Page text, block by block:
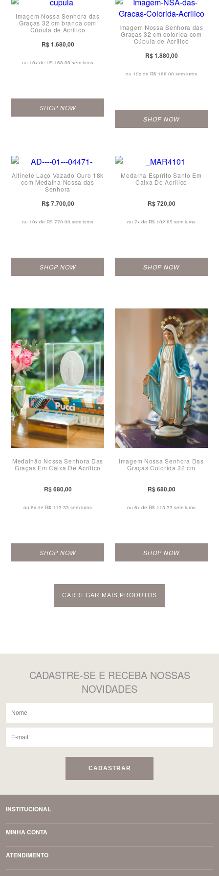
Imagem Nossa Senhora das
Graças 32 cm branca com
Cúpula de Acrílico
R$ 1.680,00
ou 10x de R$ 168,00 sem juros
SHOP NOW
Imagem Nossa Senhora das
Graças 32 cm colorida com
Cúpula de Acrílico
R$ 1.880,00
ou 10x de R$ 188,00 sem juros
SHOP NOW
Alfinete Laço Vazado Ouro 18k
com Medalha Nossa das
Senhora
R$ 7.700,00
ou 10x de R$ 770,00 sem juros
SHOP NOW
Medalha Espírito Santo Em
Caixa De Acrílico
R$ 720,00
ou 7x de R$ 102,85 sem juros
SHOP NOW
Medalhão Nossa Senhora Das
Graças Em Caixa De Acrílico
R$ 680,00
ou 6x de R$ 113,33 sem juros
SHOP NOW
Imagem Nossa Senhora Das
Graças Colorida 32 cm
R$ 680,00
ou 6x de R$ 113,33 sem juros
SHOP NOW
CARREGAR MAIS PRODUTOS
CADASTRE-SE E RECEBA NOSSAS
NOVIDADES
CADASTRAR
INSTITUCIONAL
MINHA CONTA
ATENDIMENTO